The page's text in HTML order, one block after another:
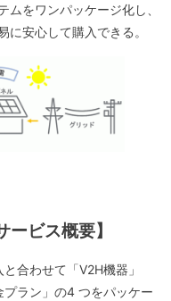
をワンパッケージ化し、
に安心して購入できる。
ービス概要】
合わせて「V2H機器」
プラン」の4 つをパッケー